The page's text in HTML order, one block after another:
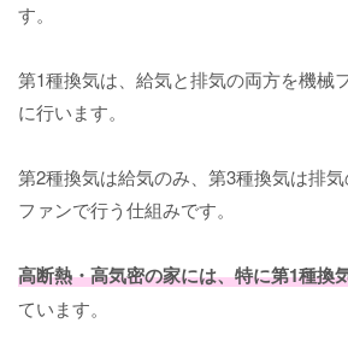
す。
第1種換気は、給気と排気の両方を機械
に行います。
第2種換気は給気のみ、第3種換気は排
ファンで行う仕組みです。
高断熱・高気密の家には、特に第1種換
ています。